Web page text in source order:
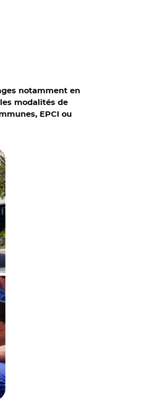
notamment en
modalités de
EPCI ou